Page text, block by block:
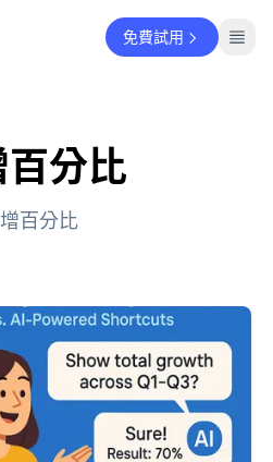
免費試用
分比
百分比